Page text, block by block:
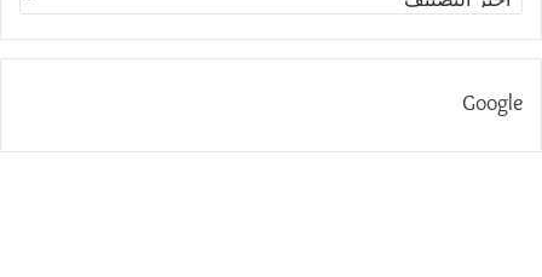
Google